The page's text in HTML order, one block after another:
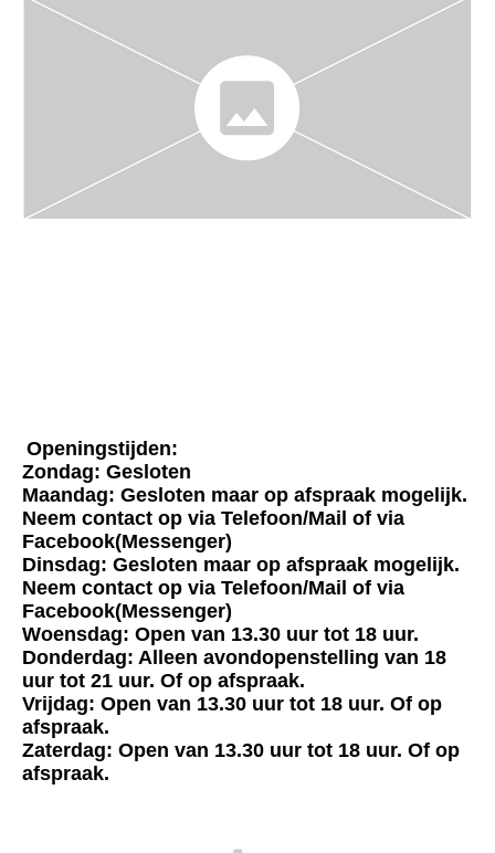
Openingstijden:
Zondag: Gesloten
Maandag: Gesloten maar op afspraak mogelijk.
Neem contact op via Telefoon/Mail of via
Facebook(Messenger)
Dinsdag: Gesloten maar op afspraak mogelijk.
Neem contact op via Telefoon/Mail of via
Facebook(Messenger)
Woensdag: Open van 13.30 uur tot 18 uur.
Donderdag: Alleen avondopenstelling van 18
uur tot 21 uur. Of op afspraak.
Vrijdag: Open van 13.30 uur tot 18 uur. Of op
afspraak.
Zaterdag: Open van 13.30 uur tot 18 uur. Of op
afspraak.